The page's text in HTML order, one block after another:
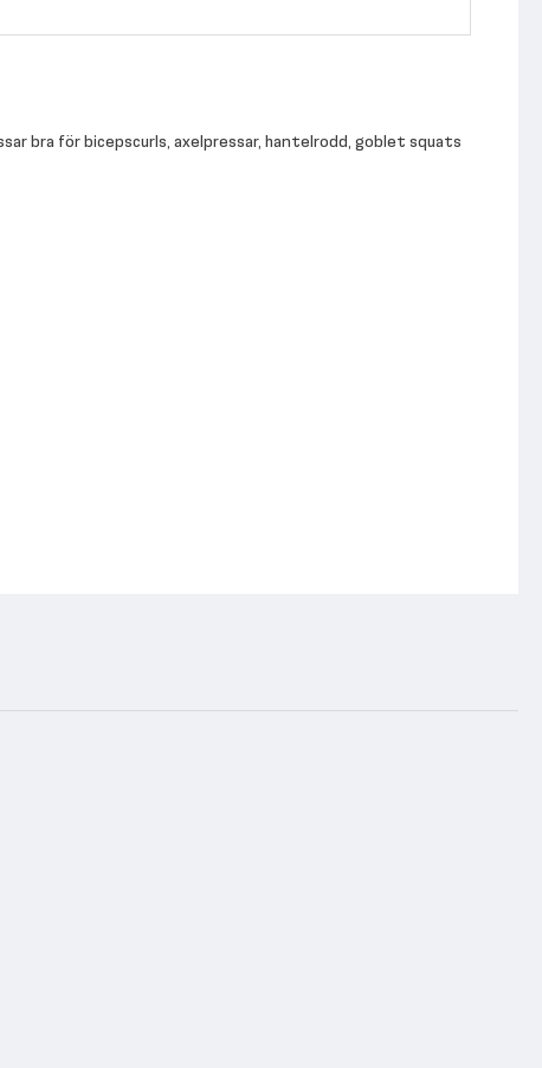
bra för bicepscurls, axelpressar, hantelrodd, goblet squats